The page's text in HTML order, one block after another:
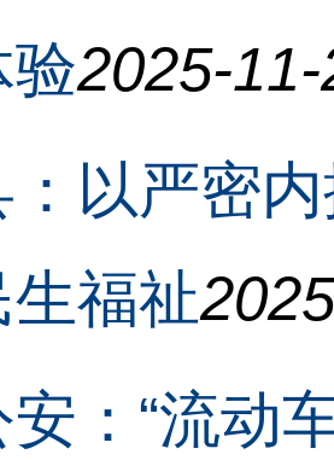
验2025-
：以严密
福祉
：“流动